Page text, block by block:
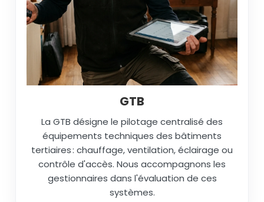
GTB
La GTB désigne le pilotage centralisé des
équipements techniques des bâtiments
tertiaires : chauffage, ventilation, éclairage ou
contrôle d'accès. Nous accompagnons les
gestionnaires dans l'évaluation de ces
systèmes.